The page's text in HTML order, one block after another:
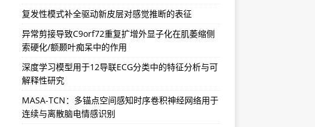
复发性模式补全驱动新皮层对感觉推断的表征
异常剪接导致C9orf72重复扩增外显子化在肌萎缩侧
索硬化/额颞叶痴呆中的作用
深度学习模型用于12导联ECG分类中的特征分析与可
解释性研究
MASA-TCN：多锚点空间感知时序卷积神经网络用于
连续与离散脑电情感识别